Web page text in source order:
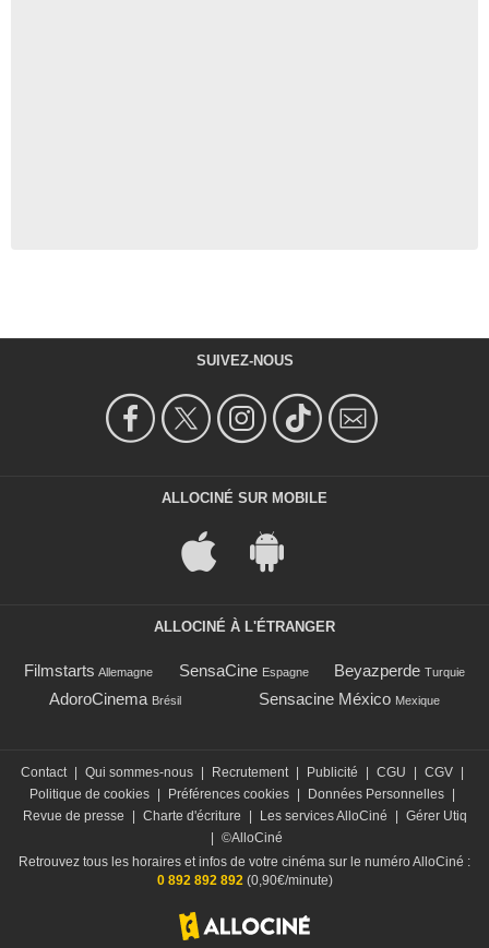
SUIVEZ-NOUS
ALLOCINÉ SUR MOBILE
ALLOCINÉ À L'ÉTRANGER
Filmstarts Allemagne SensaCine Espagne Beyazperde Turquie
AdoroCinema Brésil Sensacine México Mexique
Contact Qui sommes-nous Recrutement Publicité CGU CGV
Politique de cookies
Préférences cookies Données Personnelles
Revue de presse
Charte d'écriture Les services AlloCiné
Gérer Utiq
©AlloCiné
Retrouvez tous les horaires et infos de votre cinéma sur le numéro AlloCiné :
0 892 892 892(0,90€/minute)